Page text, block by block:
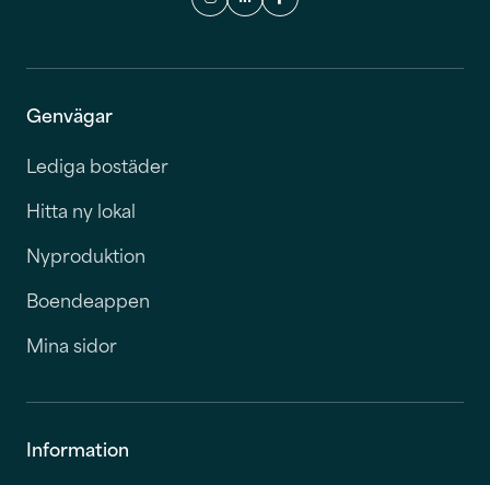
Genvägar
Lediga bostäder
Hitta ny lokal
Nyproduktion
Boendeappen
Mina sidor
Information